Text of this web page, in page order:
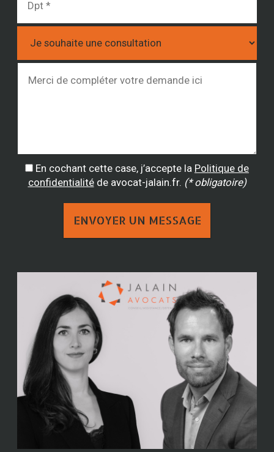
En cochant cette case, j’accepte la Politique de
confidentialitéde avocat-jalain.fr. (* obligatoire)